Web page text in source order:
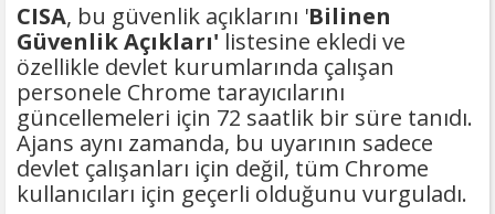
CISA, bu güvenlik açıklarını 'Bilinen
Güvenlik Açıkları​' listesine ekledi ve
özellikle devlet kurumlarında çalışan
personele Chrome tarayıcılarını
güncellemeleri için 72 saatlik bir süre tanıdı.
Ajans aynı zamanda, bu uyarının sadece
devlet çalışanları için değil, tüm Chrome
kullanıcıları için geçerli olduğunu vurguladı.